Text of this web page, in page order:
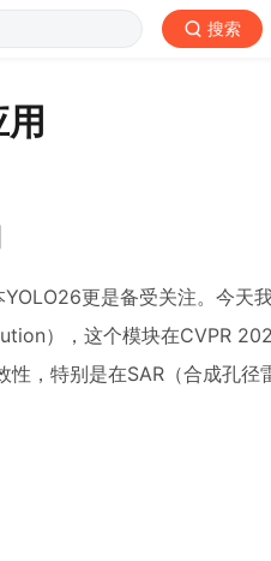
搜索
更是备受关注。今天
），这个模块在CVPR
，特别是在SAR（合成孔径